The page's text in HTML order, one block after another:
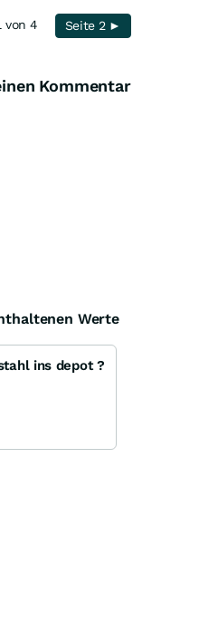
von 4 Seite 2 ►
Kommentar
Werte
ins depot ?